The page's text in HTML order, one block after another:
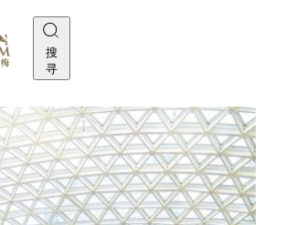
搜
寻
的玻璃天幕下展现蓬勃生机，结合创新
，因应游客的动作、天气、时间或季节
不断演化和生长的自然植物，为您缔造
震撼。